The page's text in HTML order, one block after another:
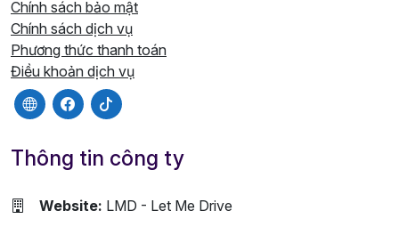
Chính sách bảo mật
Chính sách dịch vụ
Phương thức thanh toán
Điều khoản dịch vụ
Thông tin công ty
Website: LMD - Let Me Drive